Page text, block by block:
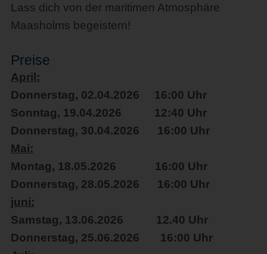
Lass dich von der maritimen Atmosphäre
Maasholms begeistern!
Preise
April:
Donnerstag, 02.04.2026 16:00 Uhr
Sonntag, 19.04.2026 12:40 Uhr
Donnerstag, 30.04.2026 16:00 Uhr
Mai:
Montag, 18.05.2026 16:00 Uhr
Donnerstag, 28.05.2026 16:00 Uhr
juni:
Samstag, 13.06.2026 12.40 Uhr
Donnerstag, 25.06.2026 16:00 Uhr